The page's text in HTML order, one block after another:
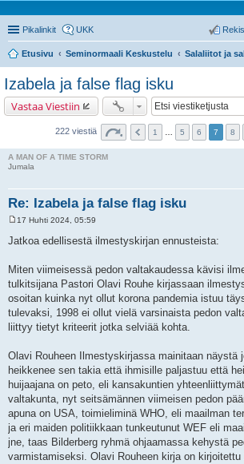
Pikalinkit UKK
Etusivu Seminormaali Keskustelu
Salaliitot ja
Izabela ja false flag isku
Vastaa Viestiin
222 viestiä 1 5 6 7 8
A MAN OF A TIME STORM
Jumala
Re: Izabela ja false flag isku
e
t
i
17 Huhti 2024, 05:59
Jatkoa edellisestä ilmestyskirjan ennusteista:
Miten viimeisessä pedon valtakaudessa kävisi
tulkitsijana Pastori Olavi Rouhe kirjassaan
osoitan kuinka nyt ollut korona pandemia istuu
tulevaksi, 1998 ei ollut vielä varsinaista pedon
liittyy tietyt kriteerit jotka selviää kohta.
Olavi Rouheen Ilmestyskirjassa mainitaan näystä
heikkenee sen takia että ihmisille paljastuu että
huijaajana on peto, eli kansakuntien
valtakunta, nyt seitsämännen viimeisen pedon
apuna on USA, toimieliminä WHO, eli maailman
ja eri maiden politiikkaan tunkeutunut WEF eli
jne, taas Bilderberg ryhmä ohjaamassa kehystä
varmistamiseksi. Olavi Rouheen kirja on kirjoitettu